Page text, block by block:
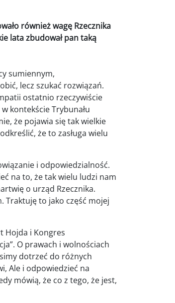
również wagę Rzecznika
lata zbudował pan taką
sumiennym,
lecz szukać rozwiązań.
ostatnio rzeczywiście
kontekście Trybunału
że pojawia się tak wielkie
że to zasługa wielu
i odpowiedzialność.
na to, że tak wielu ludzi nam
o urząd Rzecznika.
Traktuję to jako część mojej
Hojda i Kongres
O prawach i wolnościach
dotrzeć do różnych
Ale i odpowiedzieć na
mówią, że co z tego, że jest,